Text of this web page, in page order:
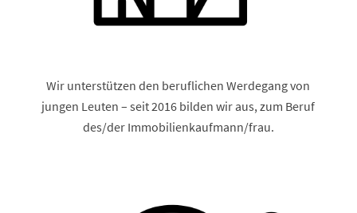
Wir unterstützen den beruflichen Werdegang von
jungen Leuten – seit 2016 bilden wir aus, zum Beruf
des/der Immobilienkaufmann/frau.